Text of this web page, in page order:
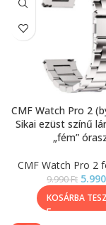
CMF Watch Pro 2
Sikai ezüst színű
„fém”
CMF Watch Pro 2
9.990Ft 5.990
KOSÁRBA